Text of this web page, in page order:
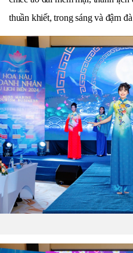
thuần khiết, trong sáng và đậm